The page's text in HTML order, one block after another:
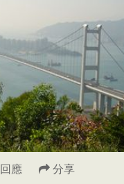
回應 分享